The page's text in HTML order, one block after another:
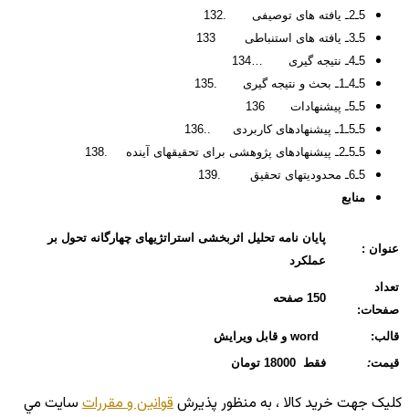
5ـ2ـ یافته های توصیفی .132
5ـ3ـ یافته های استنباطی 133
5ـ4ـ نتیجه گیری …134
5ـ4ـ1ـ بحث و نتیجه گیری .135
5ـ5ـ پیشنهادات 136
5ـ5ـ1ـ پیشنهادهای کاربردی ..136
5ـ5ـ2ـ پیشنهادهای پژوهشی برای تحقیق­های آینده .138
5ـ6ـ محدودیتهای تحقیق .139
منابع
عنوان :
پایان نامه تحلیل اثربخشی استراتژیهای چهارگانه تحول بر
عملکرد
تعداد
صفحات:
150 صفحه
قالب:
قیمت: فقط 18000 تومان
کليک جهت خريد کالا ، به منظور پذيرشقوانين و مقررات سايت مي